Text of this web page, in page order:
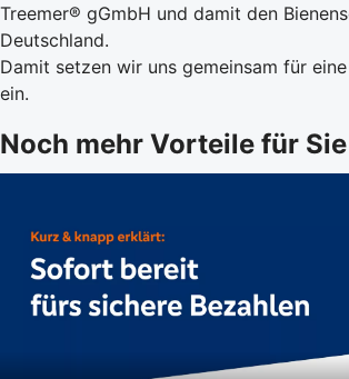
Treemer® gGmbH und damit den
Deutschland.
Damit setzen wir uns gemeinsam für
ein.
Noch mehr Vorteile für Sie